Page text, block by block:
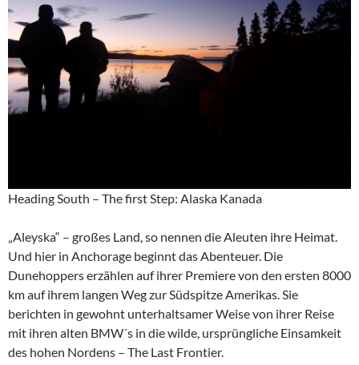
Heading South – The first Step: Alaska Kanada
„Aleyska“ – großes Land, so nennen die Aleuten ihre Heimat.
Und hier in Anchorage beginnt das Abenteuer. Die
Dunehoppers erzählen auf ihrer Premiere von den ersten 8000
km auf ihrem langen Weg zur Südspitze Amerikas. Sie
berichten in gewohnt unterhaltsamer Weise von ihrer Reise
mit ihren alten BMW´s in die wilde, ursprüngliche Einsamkeit
des hohen Nordens – The Last Frontier.